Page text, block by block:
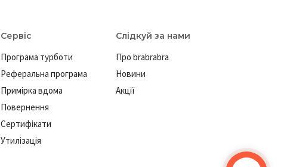
Сервіс
Програма турботи
Реферальна програма
Примірка вдома
Повернення
Сертифікати
Утилізація
Слідкуй за нами
Про brabrabra
Новини
Акції